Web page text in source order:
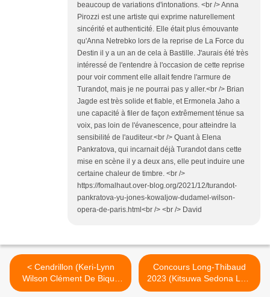
beaucoup de variations d'intonations. <br /> Anna
Pirozzi est une artiste qui exprime naturellement
sincérité et authenticité. Elle était plus émouvante
qu'Anna Netrebko lors de la reprise de La Force du
Destin il y a un an de cela à Bastille. J'aurais été très
intéressé de l'entendre à l'occasion de cette reprise
pour voir comment elle allait fendre l'armure de
Turandot, mais je ne pourrai pas y aller.<br /> Brian
Jagde est très solide et fiable, et Ermonela Jaho a
une capacité à filer de façon extrêmement ténue sa
voix, pas loin de l'évanescence, pour atteindre la
sensibilité de l'auditeur.<br /> Quant à Elena
Pankratova, qui incarnait déjà Turandot dans cette
mise en scène il y a deux ans, elle peut induire une
certaine chaleur de timbre. <br />
https://fomalhaut.over-blog.org/2021/12/turandot-
pankratova-yu-jones-kowaljow-dudamel-wilson-
opera-de-paris.html<br /> <br /> David
< Cendrillon (Keri-Lynn
Wilson Clément De Bique
Murrihy Wettergreen)
Concours Long-Thibaud
2023 (Kitsuwa Sedona Luts
Takeuchi You) >